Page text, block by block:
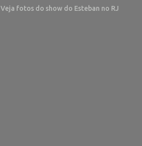
Veja fotos do show do Esteban no RJ